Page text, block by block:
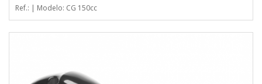
Ref.: | Modelo: CG 150cc